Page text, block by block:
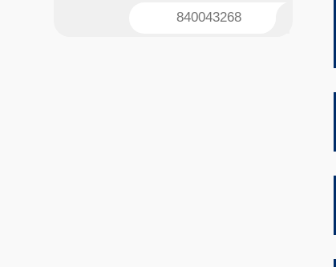
840043268